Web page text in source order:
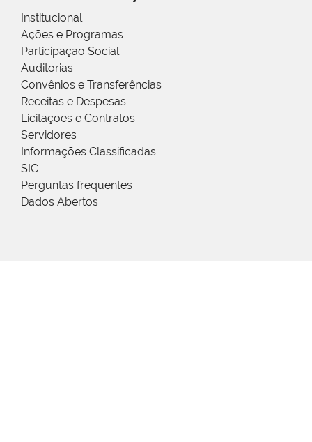
Institucional
Ações e Programas
Participação Social
Auditorias
Convênios e Transferências
Receitas e Despesas
Licitações e Contratos
Servidores
Informações Classificadas
SIC
Perguntas frequentes
Dados Abertos